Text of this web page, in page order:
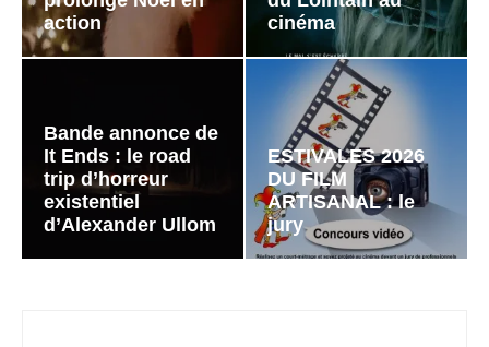
action
cinéma
Bande annonce de
It Ends : le road
trip d’horreur
existentiel
d’Alexander Ullom
ESTIVALES 2026
DU FILM
ARTISANAL : le
jury